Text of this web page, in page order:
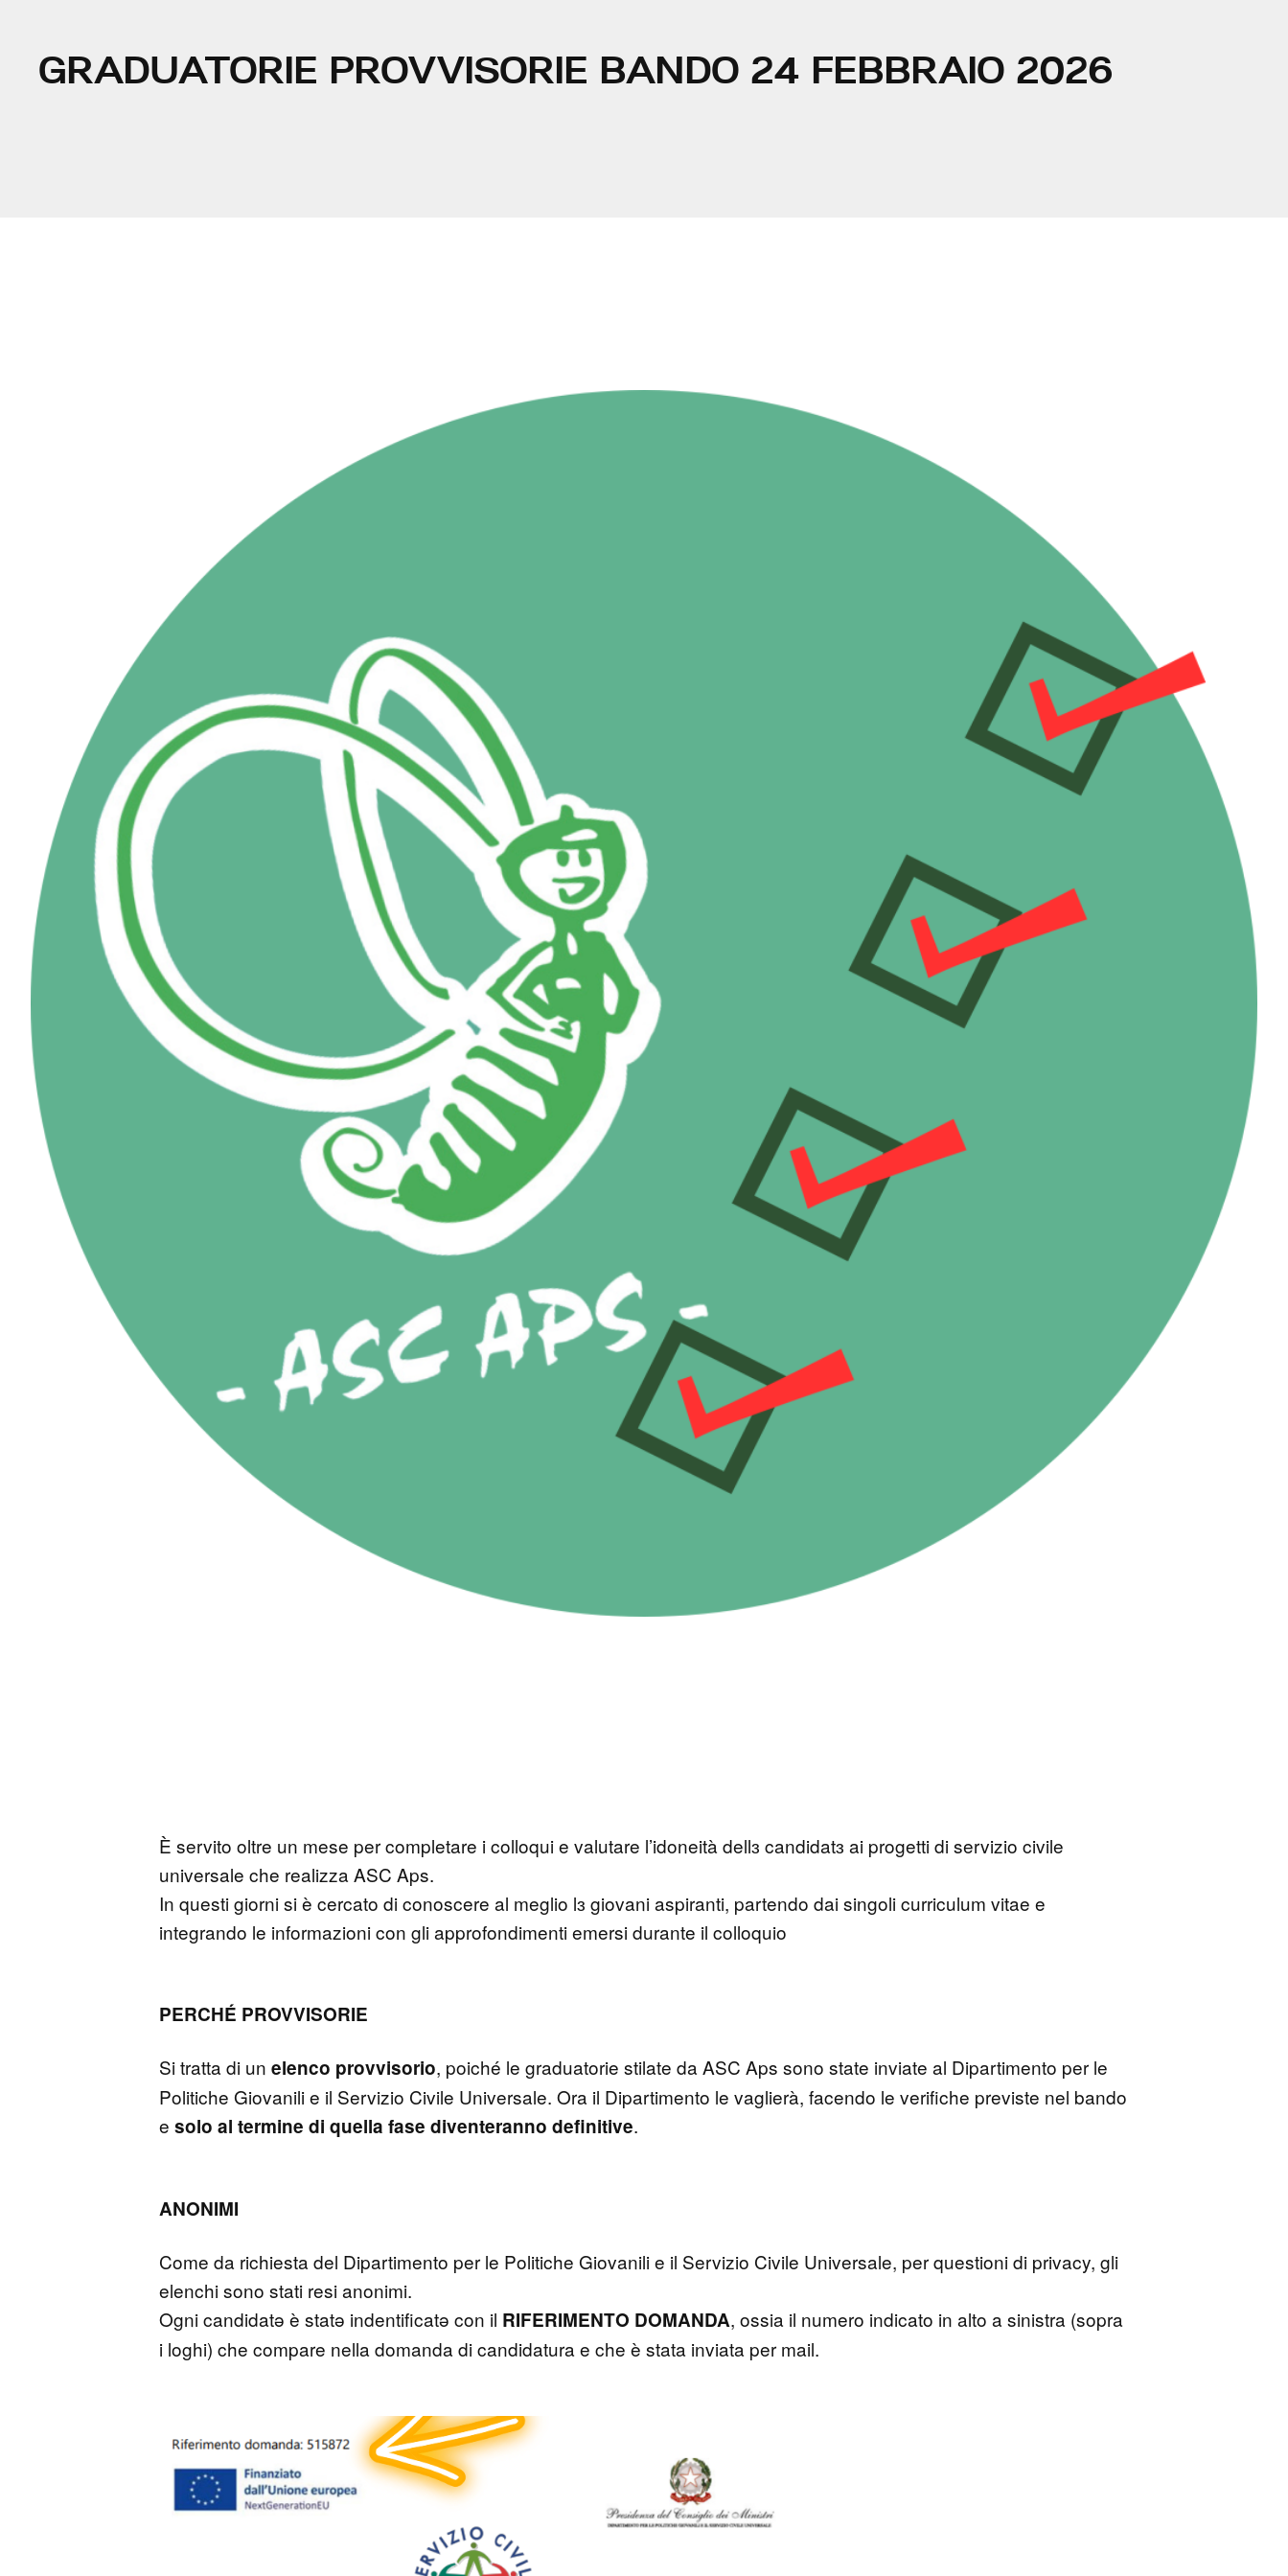
GRADUATORIE PROVVISORIE BANDO 24 FEBBRAIO 2026
È servito oltre un mese per completare i colloqui e valutare l’idoneità dellɜ candidatɜ ai progetti di servizio civile
universale che realizza ASC Aps.
In questi giorni si è cercato di conoscere al meglio lɜ giovani aspiranti, partendo dai singoli curriculum vitae e
integrando le informazioni con gli approfondimenti emersi durante il colloquio
PERCHÉ PROVVISORIE
Si tratta di unelenco provvisorio, poiché le graduatorie stilate da ASC Aps sono state inviate al Dipartimento per le
Politiche Giovanili e il Servizio Civile Universale. Ora il Dipartimento le vaglierà, facendo le verifiche previste nel bando
esolo al termine di quella fase diventeranno definitive.
ANONIMI
Come da richiesta del Dipartimento per le Politiche Giovanili e il Servizio Civile Universale, per questioni di privacy, gli
elenchi sono stati resi anonimi.
Ogni candidatǝ è statǝ indentificatǝ con il RIFERIMENTO DOMANDA, ossia il numero indicato in alto a sinistra (sopra
i loghi) che compare nella domanda di candidatura e che è stata inviata per mail.